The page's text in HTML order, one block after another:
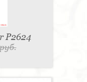
P2624